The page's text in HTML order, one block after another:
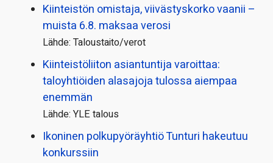
Kiinteistön omistaja, viivästyskorko vaanii –
muista 6.8. maksaa verosi
Lähde: Taloustaito/verot
Kiinteistö­liiton asiantuntija varoittaa:
taloyhtiöiden alasajoja tulossa aiempaa
enemmän
Lähde: YLE talous
Ikoninen polkupyörä­yhtiö Tunturi hakeutuu
konkurssiin